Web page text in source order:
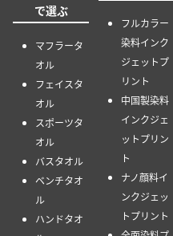
で選ぶ
マフラータ
オル
フェイスタ
オル
スポーツタ
オル
バスタオル
ベンチタオ
ル
ハンドタオ
フルカラー
染料インク
ジェットプ
リント
中国製染料
インクジェ
ットプリン
ト
ナノ顔料イ
ンクジェッ
トプリント